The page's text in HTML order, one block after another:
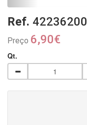
Ref. 42236200
Preço 6,90€
Qt.